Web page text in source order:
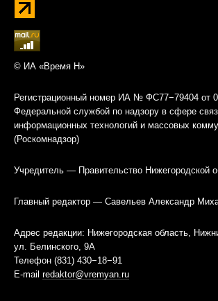
© ИА «Время Н»
Регистрационный номер ИА № ФС77−79404 от
Федеральной службой по надзору в сфере
информационных технологий и массовых
(Роскомнадзор)
Учредитель — Правительство Нижегородской
Главный редактор — Савельев Александр
Адрес редакции: Нижегородская область,
ул. Белинского, 9А
Телефон (831) 430−18−91
E-mail redaktor@vremyan.ru